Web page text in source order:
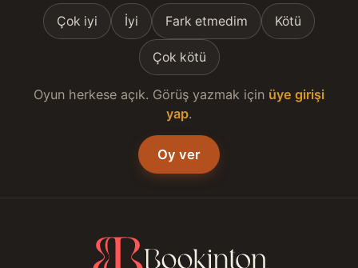
Çok iyi İyi Fark etmedim Kötü
Çok kötü
Oyun herkese açık. Görüş yazmak için üye girişi
yap.
Oy ver